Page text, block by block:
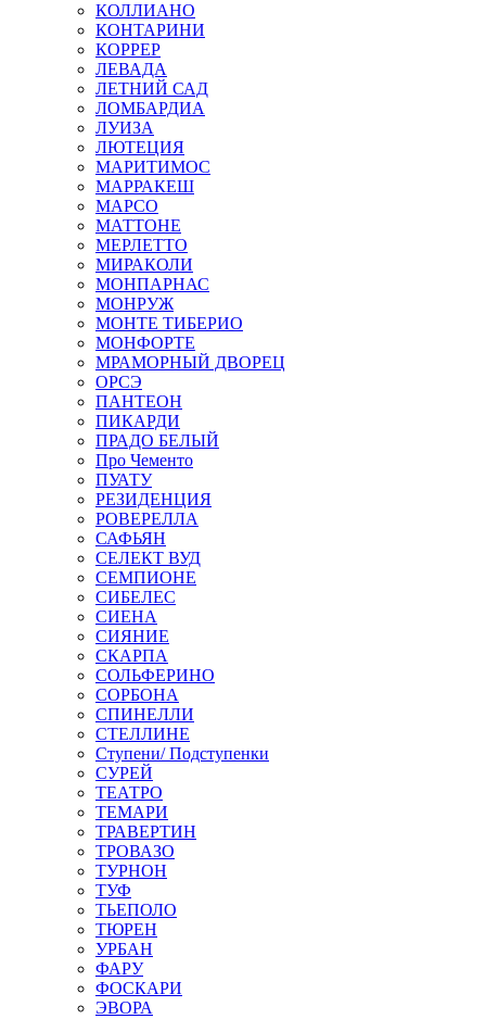
КОЛЛИАНО
КОНТАРИНИ
КОРРЕР
ЛЕВАДА
ЛЕТНИЙ САД
ЛОМБАРДИА
ЛУИЗА
ЛЮТЕЦИЯ
МАРИТИМОС
МАРРАКЕШ
МАРСО
МАТТОНЕ
МЕРЛЕТТО
МИРАКОЛИ
МОНПАРНАС
МОНРУЖ
МОНТЕ ТИБЕРИО
МОНФОРТЕ
МРАМОРНЫЙ ДВОРЕЦ
ОРСЭ
ПАНТЕОН
ПИКАРДИ
ПРАДО БЕЛЫЙ
Про Чементо
ПУАТУ
РЕЗИДЕНЦИЯ
РОВЕРЕЛЛА
САФЬЯН
СЕЛЕКТ ВУД
СЕМПИОНЕ
СИБЕЛЕС
СИЕНА
СИЯНИЕ
СКАРПА
СОЛЬФЕРИНО
СОРБОНА
СПИНЕЛЛИ
СТЕЛЛИНЕ
Ступени/ Подступенки
СУРЕЙ
ТЕАТРО
ТЕМАРИ
ТРАВЕРТИН
ТРОВАЗО
ТУРНОН
ТУФ
ТЬЕПОЛО
ТЮРЕН
УРБАН
ФАРУ
ФОСКАРИ
ЭВОРА